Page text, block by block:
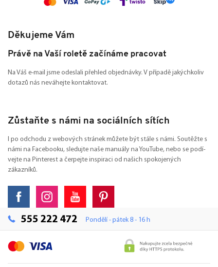
Děkujeme Vám
Právě na Vaší roletě začínáme pracovat
Na Váš e-mail jsme odeslali přehled objednávky. V případě jakýchkoliv
dotazů nás neváhejte kontaktovat.
Zůstaňte s námi na sociálních sítích
I po odchodu z webových stránek můžete být stále s námi. Soutěžte s
námi na Facebooku, sledujte naše manuály na YouTube, nebo se podí-
vejte na Pinterest a čerpejte inspiraci od našich spokojených
zákazníků.
555 222 472 Pondělí - pátek 8 - 16 h